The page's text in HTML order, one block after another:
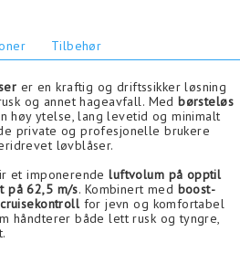
Tilbehør
er en kraftig og driftssikker løsning
og annet hageavfall. Medbørsteløs
høy ytelse, lang levetid og minimalt
private og profesjonelle brukere
løvblåser.
et imponerendeluftvolum på opptil
på 62,5 m/s. Kombinert med boost-
cruisekontrollfor jevn og komfortabel
håndterer både lett rusk og tyngre,